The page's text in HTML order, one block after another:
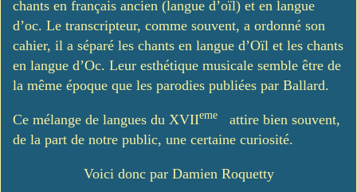
chants en français ancien (langue d’oïl) et en langue
d’oc. Le transcripteur, comme souvent, a ordonné son
cahier, il a séparé les chants en langue d’Oïl et les chants
en langue d’Oc. Leur esthétique musicale semble être de
la même époque que les parodies publiées par Ballard.
Ce mélange de langues du XVIIeme
attire bien souvent,
de la part de notre public, une certaine curiosité.
Voici donc par Damien Roquetty